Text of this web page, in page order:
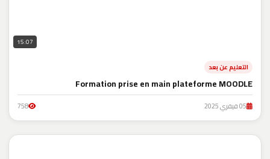
15:07
التعليم عن بعد
Formation prise en main plateforme MOODLE
05 فيفري 2025 758